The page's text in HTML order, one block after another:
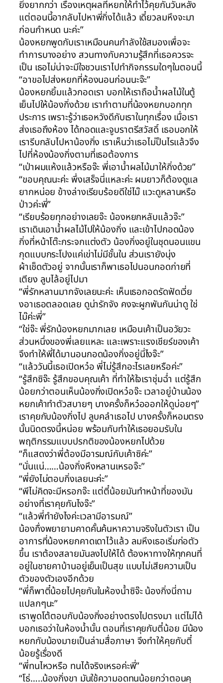
ยิ่งยากกว่า เรื่องเหตุผลที่หยกให้ทำไว้คุยกันวันหลัง
แต่ตอนนี้อากลับไปหาพี่กิ่งได้แล้ว เดี๋ยวลมหึงจะมา
ก่อนกำหนด นะค่ะ”
น้องหยกพูดกับเราเหมือนคนกำลังใช้สมองเพื่อจะ
ทำการบางอย่าง สวนทางกับความรู้สึกที่เธอควรจะ
เป็น เธอไม่น่าจะมีใจชวนเราไปทำกิจกรรมใดๆในตอนนี้
“อาขอไปส่งหยกที่ห้องนอนก่อนนะจ๊ะ”
น้องหยกยิ้มแล้วกอดเรา บอกให้เราถือน้ำผลไม้ในตู้
เย็นไปให้น้องกิ่งด้วย เราทำตามที่น้องหยกบอกทุก
ประการ เพราะรู้ว่าเธอหวังดีกับเราในทุกเรื่อง เมื่อเรา
ส่งเธอถึงห้อง ได้กอดและจูบราตรีสวัสดิ์ เธอบอกให้
เรารีบกลับไปหาน้องกิ่ง เราเห็นว่าเธอไม่ป็นไรแล้วจึง
ไปที่ห้องน้องกิ่งตามที่เธอต้องการ
“เป่าผมแห้งแล้วหรือจ๊ะ พี่เอาน้ำผลไม้มาให้กิ่งด้วย”
“ขอบคุณนะค่ะ พึ่งเสร็จนี่แหละค่ะ ผมยาวก็ต้องดูแล
ยากหน่อย ข้างล่างเรียบร้อยดีใช่ไม๊ แวะดูหลานหรือ
ป่าวค่ะพี่”
“เรียบร้อยทุกอย่างเลยจ๊ะ น้องหยกหลับแล้วจ๊ะ”
เราเดินเอาน้ำผลไม้ไปให้น้องกิ่ง และเข้าไปกอดน้อง
กิ่งที่หน้าโต๊ะกระจกแต่งตัว น้องกิ่งอยู่ในชุดนอนแขน
กุดแบบกระโปงแค่เข่าไม่มีชั้นใน ส่วนเรายังนุ่ง
ผ้าเช็ดตัวอยู่ จากนั้นเราก็พาเธอไปนอนกอดก่ายที่
เตียง ลูบไล้อยู่ไปมา
“พี่รักหลานมากจังเลยนะค่ะ เห็นเธอกอดรัดฟัดเวี่ย
งอาเธอตลอดเลย ดูน่ารักจัง คงจะผูกพันกันน่าดู ใช่
ไม๊ค่ะพี่”
“ใช่จ๊ะ พี่รักน้องหยกมากเลย เหมือนเค้าเป็นอวัยวะ
ส่วนหนึ่งของพี่เลยแหละ และเพราะแรงเชียร์ของเค้า
จึงทำให้พี่ได้มานอนกอดน้องกิ่งอยู่นี่ไงจ๊ะ”
“แล้ววันนี้เธอเปิดหว๋อ พี่ไม่รู้สึกอะไรเลยหรือค่ะ”
“รู้สึกซิจ๊ะ รู้สึกขอบคุณเค้า ที่ทำให้ใจเราชุ่มฉ่ำ แต่รู้สึก
น้อยกว่าตอนเห็นน้องกิ่งเปิดหว๋อจ๊ะ เวลาอยู่บ้านน้อง
หยกเค้าทำตัวสบายๆ บางครั้งก็หว๋อออกให้ดูบ่อยๆ”
เราคุยกับน้องกิ่งไป ลูบคลำเธอไป บางครั้งก็หอมตรง
นั้นนิดตรงนี้หน่อย พร้อมกับทำให้เธอยอมรับใน
พฤติกรรมแบบปรกติของน้องหยกไปด้วย
“ก็แสดงว่าพี่ต้องมีอารมณ์กับเค้าซิค่ะ”
“นั่นแน่……น้องกิ่งหึงหลานเหรอจ๊ะ”
“พี่ยังไม่ตอบกิ่งเลยนะค่ะ”
“พีไม่คิดจะมีหรอกจ๊ะ แต่ตี๋น้อยมันทำหน้าที่ของมัน
อย่างที่เราคุยกันไงจ๊ะ”
“แล้วพี่ทำยังไงค่ะเวลามีอารมณ์”
น้องกื่งพยายามคาดคั้นค้นหาความจริงในตัวเรา เป็น
อาการที่น้องหยกคาดเดาไว้แล้ว ลมหึงเธอเริ่มก่อตัว
ขึ้น เราต้องสลายมันลงไปให้ได้ ต้องหาทางให้ทุกคนที่
อยู่ในชายคาบ้านอยู่เย็นเป็นสุข แบบไม่เสียความเป็น
ตัวของตัวเองอีกด้วย
“พี่ก็พาตี๋น้อยไปคุยกันในห้องน้ำซิจ๊ะ น้องกิ่งนี่ถาม
แปลกๆนะ”
เราพูดโต้ตอบกับน้องกิ่งอย่างตรงไปตรงมา แต่ไม่ได้
บอกเธอว่าในห้องน้ำนั้น ตอนที่เราคุยกับตี๋น้อย มีน้อง
หยกกับน้องมายเป็นล่ามสื่อภาษา จึงทำให้คุยกับตี๋
น้อยรู้เรื่องดี
“พี่ทนไหวหรือ ทนได้จริงเหรอค่ะพี่”
“โธ่…..น้องกิ่งขา มันใช้ความอดทนน้อยกว่าตอนคุ